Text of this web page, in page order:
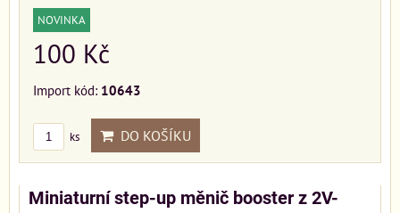
NOVINKA
100 Kč
Import kód: 10643
ks DO KOŠÍKU
Miniaturní step-up měnič booster z 2V-